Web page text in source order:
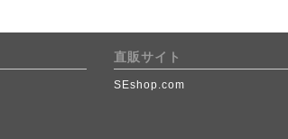
直販サイト
SEshop.com